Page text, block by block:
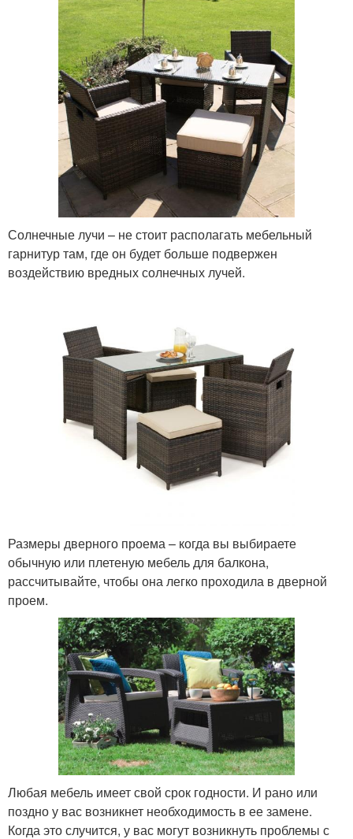
Солнечные лучи – не стоит располагать мебельный
гарнитур там, где он будет больше подвержен
воздействию вредных солнечных лучей.
Размеры дверного проема – когда вы выбираете
обычную или плетеную мебель для балкона,
рассчитывайте, чтобы она легко проходила в дверной
проем.
Любая мебель имеет свой срок годности. И рано или
поздно у вас возникнет необходимость в ее замене.
Когда это случится, у вас могут возникнуть проблемы с